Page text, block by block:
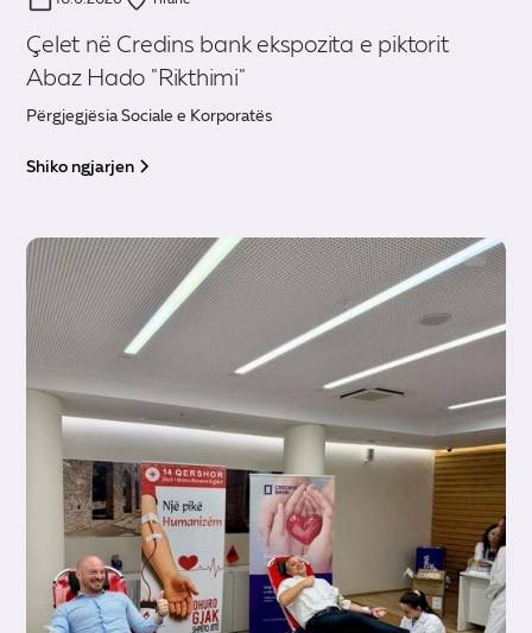
Çelet në Credins bank ekspozita e piktorit
Abaz Hado "Rikthimi"
Përgjegjësia Sociale e Korporatës
Shiko ngjarjen